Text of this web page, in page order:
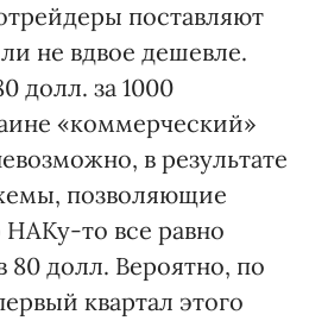
поставляют
не вдвое дешевле.
долл. за 1000
«коммерческий»
в результате
позволяющие
то все равно
долл. Вероятно, по
квартал этого